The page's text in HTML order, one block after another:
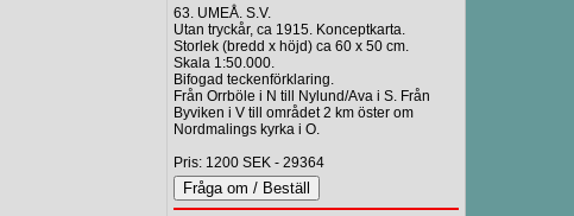
63. UMEÅ. S.V.
Utan tryckår, ca 1915. Konceptkarta.
Storlek (bredd x höjd) ca 60 x 50 cm.
Skala 1:50.000.
Bifogad teckenförklaring.
Från Orrböle i N till Nylund/Ava i S. Från
Byviken i V till området 2 km öster om
Nordmalings kyrka i O.
Pris: 1200 SEK - 29364